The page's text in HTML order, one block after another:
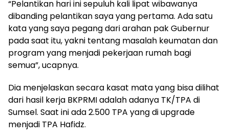
“Pelantikan hari ini sepuluh kali lipat wibawanya
dibanding pelantikan saya yang pertama. Ada satu
kata yang saya pegang dari arahan pak Gubernur
pada saat itu, yakni tentang masalah keumatan dan
program yang menjadi pekerjaan rumah bagi
semua”, ucapnya.
Dia menjelaskan secara kasat mata yang bisa dilihat
dari hasil kerja BKPRMI adalah adanya TK/TPA di
Sumsel. Saat ini ada 2.500 TPA yang di upgrade
menjadi TPA Hafidz.